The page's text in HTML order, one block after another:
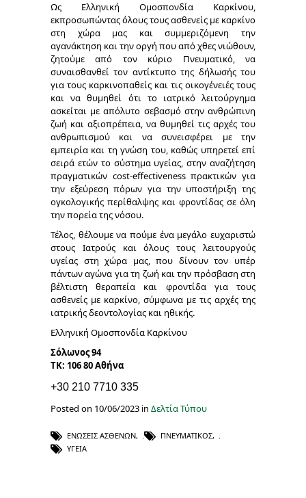
Ως Ελληνική Ομοσπονδία Καρκίνου,
εκπροσωπώντας όλους τους ασθενείς με καρκίνο
στη χώρα μας και συμμεριζόμενη την
αγανάκτηση και την οργή που από χθες νιώθουν,
ζητούμε από τον κύριο Πνευματικό, να
συναισθανθεί τον αντίκτυπο της δήλωσής του
για τους καρκινοπαθείς και τις οικογένειές τους
και να θυμηθεί ότι το ιατρικό λειτούργημα
ασκείται με απόλυτο σεβασμό στην ανθρώπινη
ζωή και αξιοπρέπεια, να θυμηθεί τις αρχές του
ανθρωπισμού και να συνεισφέρει με την
εμπειρία και τη γνώση του, καθώς υπηρετεί επί
σειρά ετών το σύστημα υγείας, στην αναζήτηση
πραγματικών cost-effectiveness πρακτικών για
την εξεύρεση πόρων για την υποστήριξη της
ογκολογικής περίθαλψης και φροντίδας σε όλη
την πορεία της νόσου.
Τέλος, θέλουμε να πούμε ένα μεγάλο ευχαριστώ
στους Ιατρούς και όλους τους λειτουργούς
υγείας στη χώρα μας, που δίνουν τον υπέρ
πάντων αγώνα για τη ζωή και την πρόσβαση στη
βέλτιστη θεραπεία και φροντίδα για τους
ασθενείς με καρκίνο, σύμφωνα με τις αρχές της
ιατρικής δεοντολογίας και ηθικής.
Ελληνική Ομοσπονδία Καρκίνου
Σόλωνος 94
ΤΚ: 106 80 Αθήνα
+30 210 7710 335
Posted on 10/06/2023 in Δελτία Τύπου
ΕΝΏΣΕΙΣ ΑΣΘΕΝΏΝ, ΠΝΕΥΜΑΤΙΚΌΣ,
ΥΓΕΊΑ